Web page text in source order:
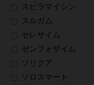
スピラマイシン
スルガム
セレザイム
ゼンフォザイム
ソリクア
ソロスマート